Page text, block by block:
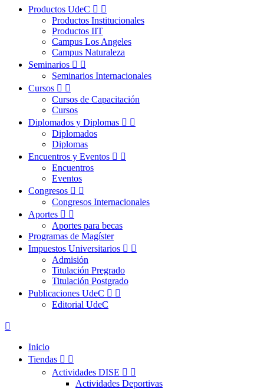
Productos UdeC  
Productos Institucionales
Productos IIT
Campus Los Angeles
Campus Naturaleza
Seminarios  
Seminarios Internacionales
Cursos  
Cursos de Capacitación
Cursos
Diplomados y Diplomas  
Diplomados
Diplomas
Encuentros y Eventos  
Encuentros
Eventos
Congresos  
Congresos Internacionales
Aportes  
Aportes para becas
Programas de Magíster
Impuestos Universitarios  
Admisión
Titulación Pregrado
Titulación Postgrado
Publicaciones UdeC  
Editorial UdeC

Inicio
Tiendas  
Actividades DISE  
Actividades Deportivas